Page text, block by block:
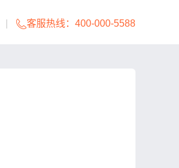
客服热线： 400-000-5588